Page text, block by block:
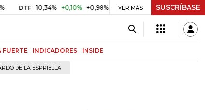
10,34% +0,10% +0,98% UVR $ 416,91 +$ 0,05 +0,01%
VER MÁS SUSCRÍBASE
FUERTE INDICADORES INSIDE
DE LA ESPRIELLA